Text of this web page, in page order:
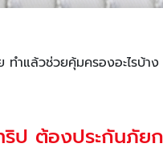
ทำแล้วช่วยคุ้มครองอะไรบ้
ริป ต้องประกันภัย